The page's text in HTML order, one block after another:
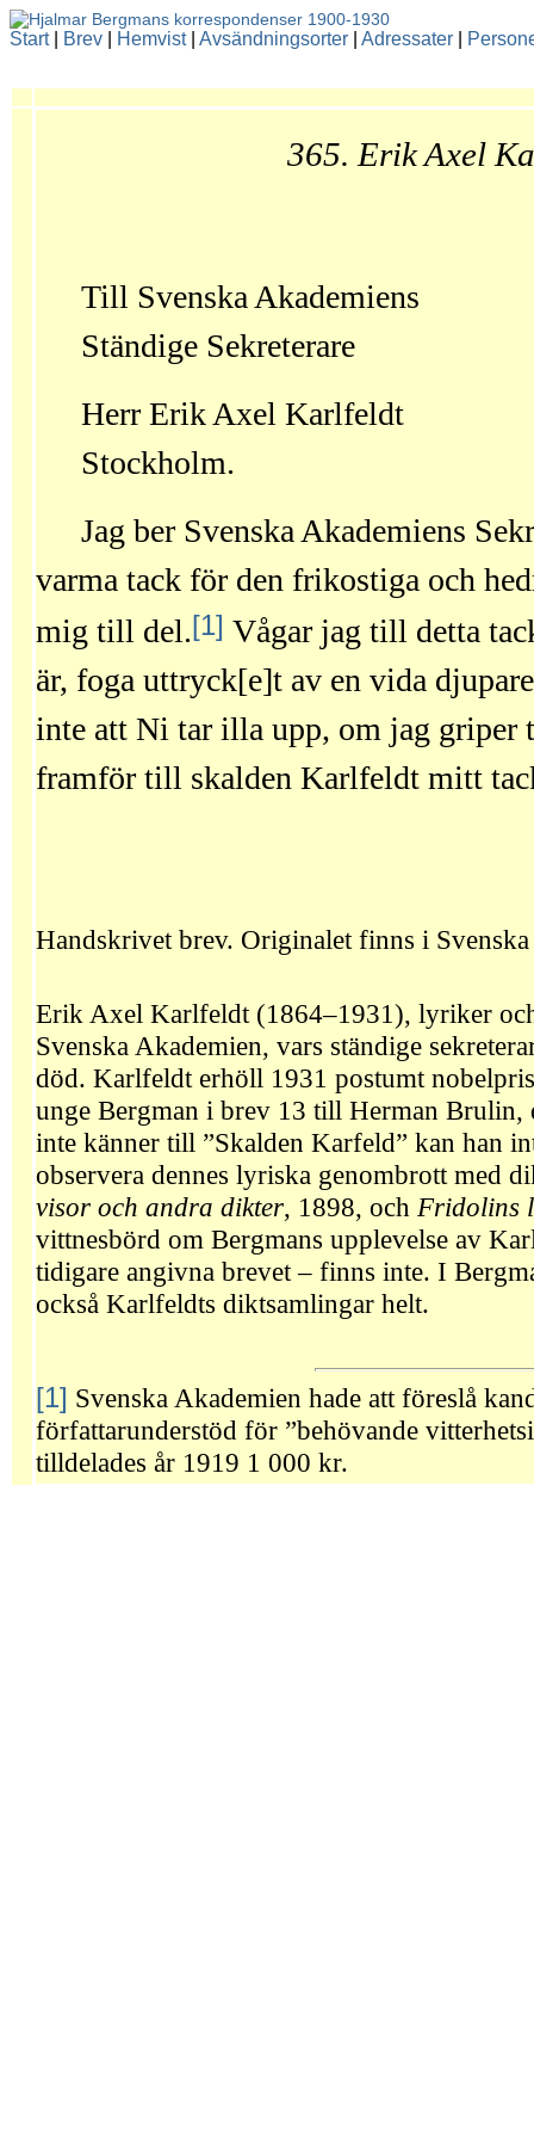
Start| Brev Hemvist| Avsändningsorter Adressater
365. Erik Axel
Till Svenska Akademiens
Ständige Sekreterare
Herr Erik Axel Karlfeldt
Stockholm.
Jag ber Svenska Akademiens
varma tack för den frikostiga och
mig till del.[1] Vågar jag till detta
är, foga uttryck[e]t av en vida
inte att Ni tar illa upp, om jag
framför till skalden Karlfeldt mitt
Handskrivet brev. Originalet finns i
Erik Axel Karlfeldt (1864–1931), lyriker
Svenska Akademien, vars ständige
död. Karlfeldt erhöll 1931 postumt
unge Bergman i brev 13 till Herman Brulin,
inte känner till ”Skalden Karfeld” kan han
observera dennes lyriska genombrott med
visor och andra dikter, 1898, och Fridolins
vittnesbörd om Bergmans upplevelse av
tidigare angivna brevet – finns inte. I
också Karlfeldts diktsamlingar helt.
[1] Svenska Akademien hade att föreslå
författarunderstöd för ”behövande
tilldelades år 1919 1 000 kr.